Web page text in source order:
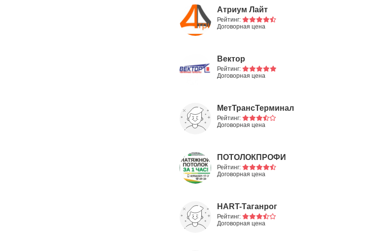
Атриум Лайт
Рейтинг:
Договорная цена
Вектор
Рейтинг:
Договорная цена
МетТрансТерминал
Таганрог
Рейтинг:
Договорная цена
ПОТОЛОКПРОФИ
Таганрог
Рейтинг:
Договорная цена
HART-Таганрог
Рейтинг:
Договорная цена